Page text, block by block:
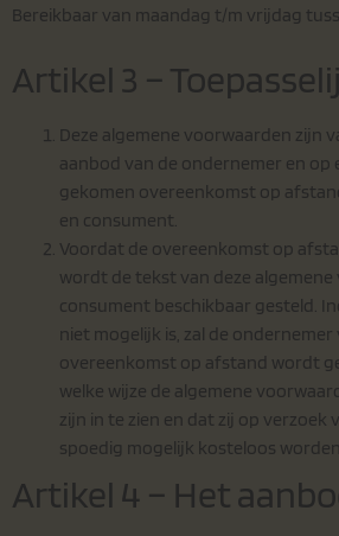
Bereikbaar van maandag t/m vrijdag
Artikel 3 –
Deze algemene voorwaarden zijn
aanbod van de ondernemer en op
gekomen overeenkomst op
en consument.
Voordat de overeenkomst op
wordt de tekst van deze
consument beschikbaar gesteld.
niet mogelijk is, zal de
overeenkomst op afstand wordt
welke wijze de algemene
zijn in te zien en dat zij op verzoek
spoedig mogelijk kosteloos
Artikel 4 – Het